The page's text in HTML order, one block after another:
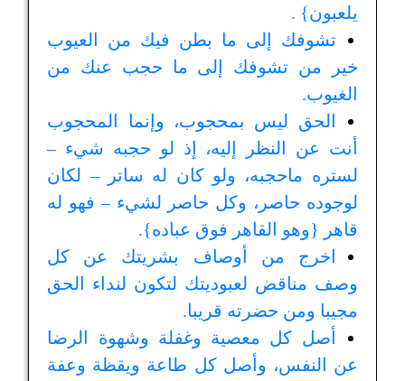
يلعبون} .
تشوفك إلى ما بطن فيك من العيوب
خير من تشوفك إلى ما حجب عنك من
الغيوب.
الحق ليس بمحجوب، وإنما المحجوب
أنت عن النظر إليه، إذ لو حجبه شيء –
لستره ماحجبه، ولو كان له ساتر – لكان
لوجوده حاصر، وكل حاصر لشيء – فهو له
قاهر {وهو القاهر فوق عباده}.
اخرج من أوصاف بشريتك عن كل
وصف مناقض لعبوديتك لتكون لنداء الحق
مجيبا ومن حضرته قريبا.
أصل كل معصية وغفلة وشهوة الرضا
عن النفس، وأصل كل طاعة ويقظة وعفة